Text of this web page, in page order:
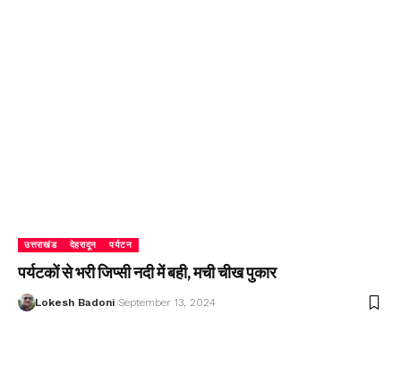
उत्तराखंड देहरादून पर्यटन
पर्यटकों से भरी जिप्सी नदी में बही, मची चीख पुकार
Lokesh Badoni September 13, 2024